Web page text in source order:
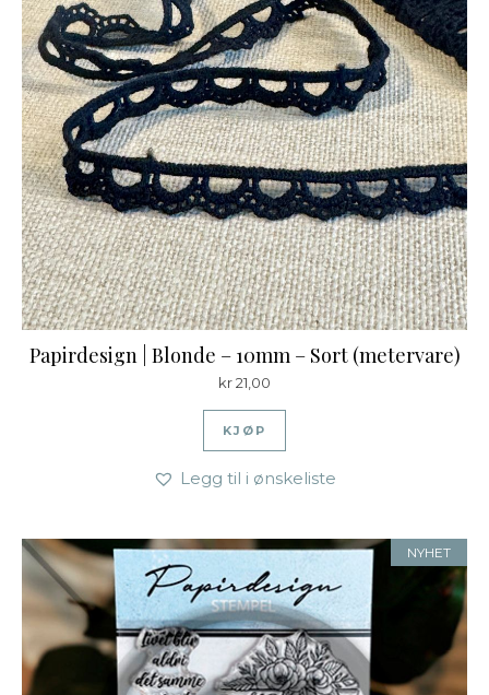
Papirdesign | Blonde – 10mm – Sort (metervare)
kr21,00
KJØP
Legg til i ønskeliste
NYHET